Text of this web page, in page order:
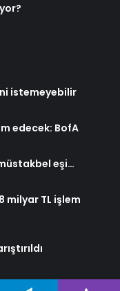
istemeyebilir
edecek: BofA
müstakbel eşi…
milyar TL işlem